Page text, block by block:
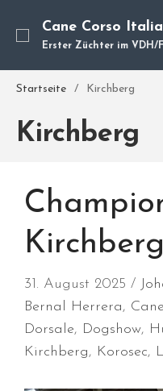
Cane Corso
Erster Züchter im VDH/
Startseite / Kirchberg
Kirchberg
31. August 2025
Bernal Herrera,
Dorsale, Dogshow,
Kirchberg, Korosec,